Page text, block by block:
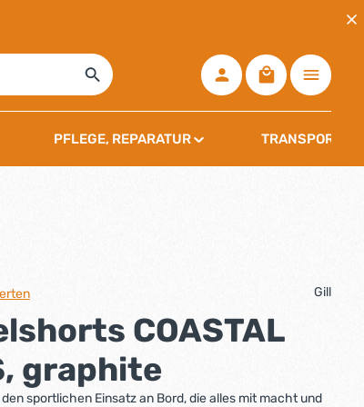
Warenkorb
PFLEGE, REPARATUR TRANSPORT,
Gill
COASTAL
graphite
sportlichen Einsatz an Bord, die alles mit macht und